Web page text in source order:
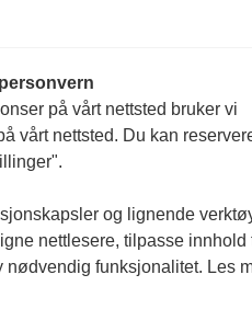
ble tatt til fange i januar 2026, overtok
er på flukt, en nedgang
trettende største land i folketall.
egne abonnementer for biblioteker
på vårt nettsted bruker vi
vårt nettsted. Du kan
og lignende
nettlesere, tilpasse innhold
nødvendig funksjonalitet. Les